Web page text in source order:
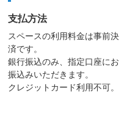
支払方法
スペースの利用料金は事前決
済です。
銀行振込のみ、指定口座にお
振込みいただきます。
クレジットカード利用不可。